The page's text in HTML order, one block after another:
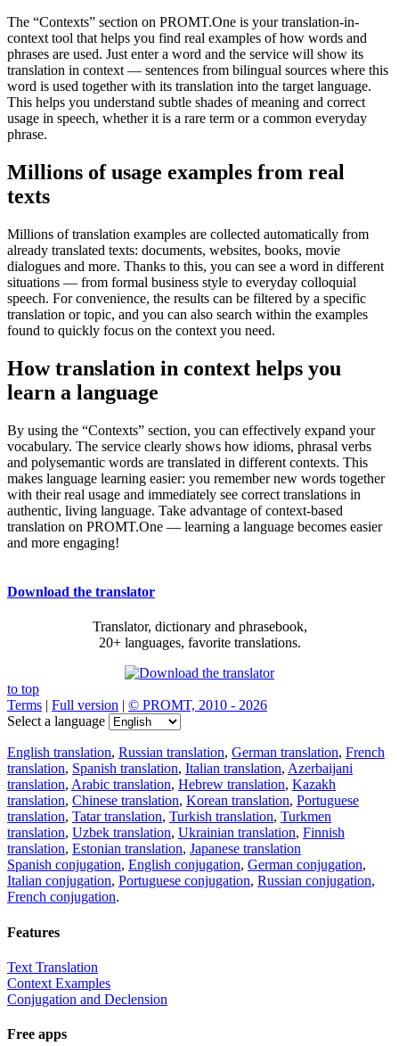
The “Contexts” section on PROMT.One is your translation-in-
context tool that helps you find real examples of how words and
phrases are used. Just enter a word and the service will show its
translation in context — sentences from bilingual sources where this
word is used together with its translation into the target language.
This helps you understand subtle shades of meaning and correct
usage in speech, whether it is a rare term or a common everyday
phrase.
Millions of usage examples from real
texts
Millions of translation examples are collected automatically from
already translated texts: documents, websites, books, movie
dialogues and more. Thanks to this, you can see a word in different
situations — from formal business style to everyday colloquial
speech. For convenience, the results can be filtered by a specific
translation or topic, and you can also search within the examples
found to quickly focus on the context you need.
How translation in context helps you
learn a language
By using the “Contexts” section, you can effectively expand your
vocabulary. The service clearly shows how idioms, phrasal verbs
and polysemantic words are translated in different contexts. This
makes language learning easier: you remember new words together
with their real usage and immediately see correct translations in
authentic, living language. Take advantage of context-based
translation on PROMT.One — learning a language becomes easier
and more engaging!
Download the translator
Translator, dictionary and phrasebook,
20+ languages, favorite translations.
to top
Terms | Full version | © PROMT, 2010 - 2026
Select a language
English translation, Russian translation, German translation, French
translation, Spanish translation, Italian translation, Azerbaijani
translation, Arabic translation, Hebrew translation, Kazakh
translation, Chinese translation, Korean translation, Portuguese
translation, Tatar translation, Turkish translation, Turkmen
translation, Uzbek translation, Ukrainian translation, Finnish
translation, Estonian translation, Japanese translation
Spanish conjugation, English conjugation, German conjugation,
Italian conjugation, Portuguese conjugation, Russian conjugation,
French conjugation.
Features
Text Translation
Context Examples
Conjugation and Declension
Free apps